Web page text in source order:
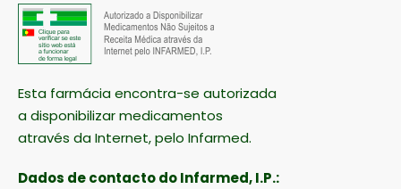
Esta farmácia encontra-se autorizada
a disponibilizar medicamentos
através da Internet, pelo Infarmed.
Dados de contacto do Infarmed, I.P.: